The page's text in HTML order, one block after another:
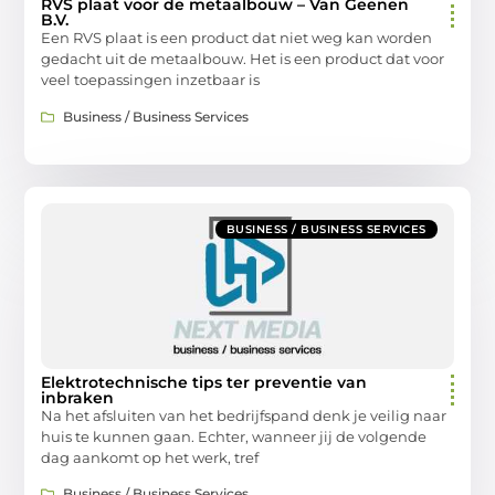
RVS plaat voor de metaalbouw – Van Geenen
B.V.
Een RVS plaat is een product dat niet weg kan worden
gedacht uit de metaalbouw. Het is een product dat voor
veel toepassingen inzetbaar is
Business / Business Services
BUSINESS / BUSINESS SERVICES
Elektrotechnische tips ter preventie van
inbraken
Na het afsluiten van het bedrijfspand denk je veilig naar
huis te kunnen gaan. Echter, wanneer jij de volgende
dag aankomt op het werk, tref